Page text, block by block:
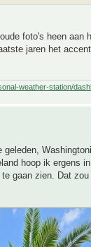
foto's heen aan
jaren het
weather-station/
hoop ik ergens
gaan zien. Dat